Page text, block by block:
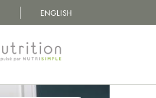
ENGLISH
MON DOSSIER
VOS BESOINS